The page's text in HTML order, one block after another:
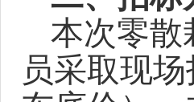
本次零散
员采取现